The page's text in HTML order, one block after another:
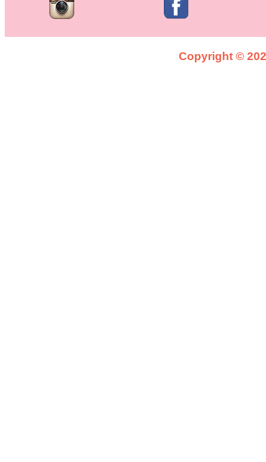
Copyright ©